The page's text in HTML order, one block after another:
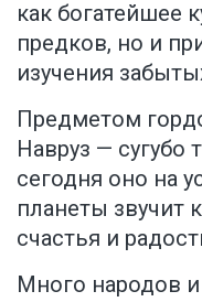
как богатейшее
предков, но и
изучения
Предметом
Навруз — сугубо
сегодня оно на
планеты звучит
счастья и
Много народов